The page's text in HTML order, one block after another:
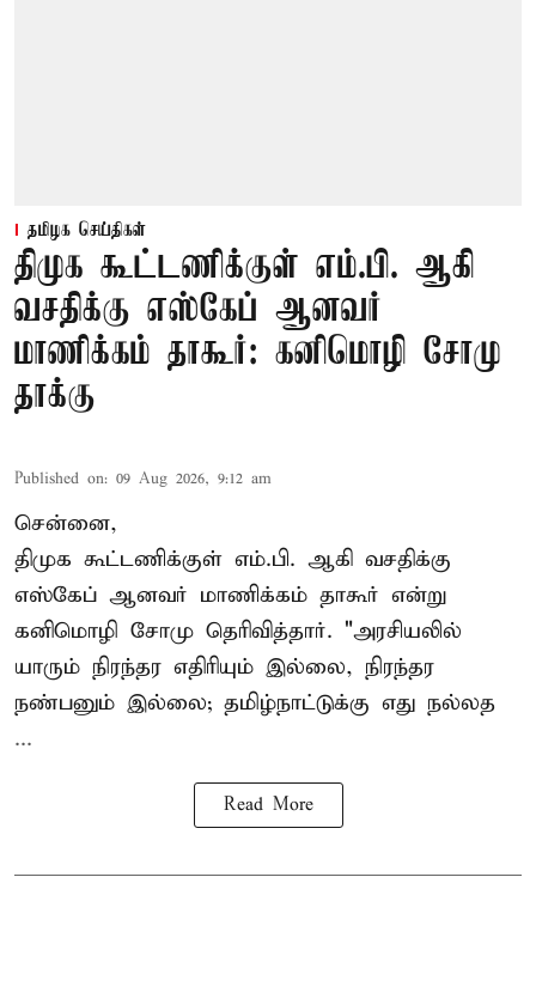
தமிழக செய்திகள்
திமுக கூட்டணிக்குள் எம்.பி. ஆகி
வசதிக்கு எஸ்கேப் ஆனவர்
மாணிக்கம் தாகூர்: கனிமொழி சோமு
தாக்கு
Published on: 09 Aug 2026, 9:12 am
சென்னை,
திமுக கூட்டணிக்குள் எம்.பி. ஆகி வசதிக்கு
எஸ்கேப் ஆனவர் மாணிக்கம் தாகூர் என்று
கனிமொழி சோமு தெரிவித்தார். "அரசியலில்
யாரும் நிரந்தர எதிரியும் இல்லை, நிரந்தர
நண்பனும் இல்லை; தமிழ்நாட்டுக்கு எது நல்லத
...
Read More